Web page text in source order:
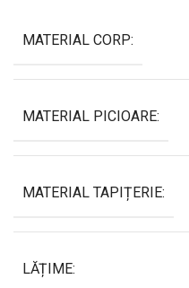
MATERIAL CORP:
MATERIAL PICIOARE:
MATERIAL TAPIȚERIE:
LĂȚIME: